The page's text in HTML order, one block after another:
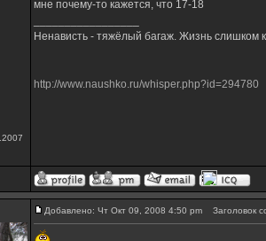
мне почему-то кажется, что 17-18
Ненависть - тяжёлый багаж. Жизнь слишком
http://www.naushko.ru/whisper.php?id=294780
Добавлено: Чт Окт 09, 2008 4:50 pm Заголовок